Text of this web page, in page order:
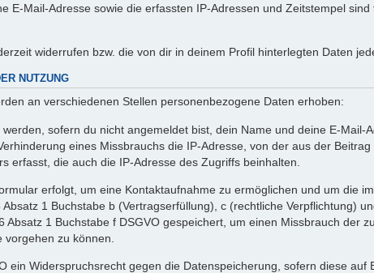
E-Mail-Adresse sowie die erfassten IP-Adressen und Zeitstempel
widerrufen bzw. die von dir in deinem Profil hinterlegten Daten
NUTZUNG
an verschiedenen Stellen personenbezogene Daten erhoben:
sofern du nicht angemeldet bist, dein Name und deine E-
eines Missbrauchs die IP-Adresse, von der aus der
erfasst, die auch die IP-Adresse des Zugriffs beinhalten.
erfolgt, um eine Kontaktaufnahme zu ermöglichen und um die
1 Buchstabe b (Vertragserfüllung), c (rechtliche Verpflichtung)
Absatz 1 Buchstabe f DSGVO gespeichert, um einen Missbrauch der
zu können.
ein Widerspruchsrecht gegen die Datenspeicherung, sofern diese